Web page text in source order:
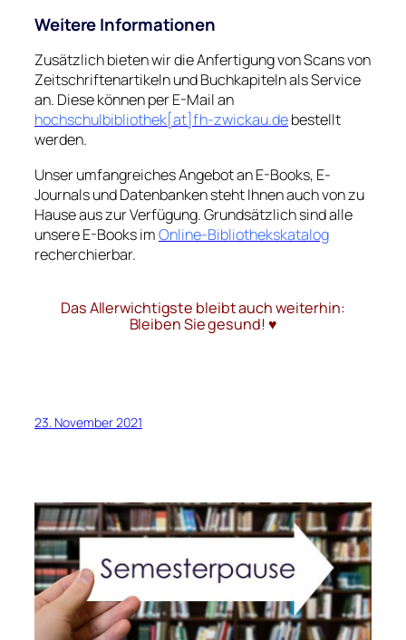
Weitere Informationen
Zusätzlich bieten wir die Anfertigung von Scans von
Zeitschriftenartikeln und Buchkapiteln als Service
an. Diese können per E-Mail an
hochschulbibliothek[at]fh-zwickau.debestellt
werden.
Unser umfangreiches Angebot an E-Books, E-
Journals und Datenbanken steht Ihnen auch von zu
Hause aus zur Verfügung. Grundsätzlich sind alle
unsere E-Books imOnline-Bibliothekskatalog
recherchierbar.
Das Allerwichtigste bleibt auch weiterhin:
Bleiben Sie gesund! ♥
23. November 2021